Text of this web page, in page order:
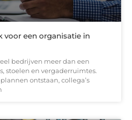
voor een organisatie in
bedrijven meer dan een
stoelen en vergaderruimtes.
ontstaan, collega’s